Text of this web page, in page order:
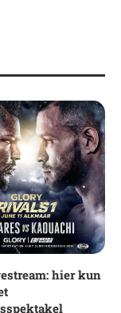
hier kun